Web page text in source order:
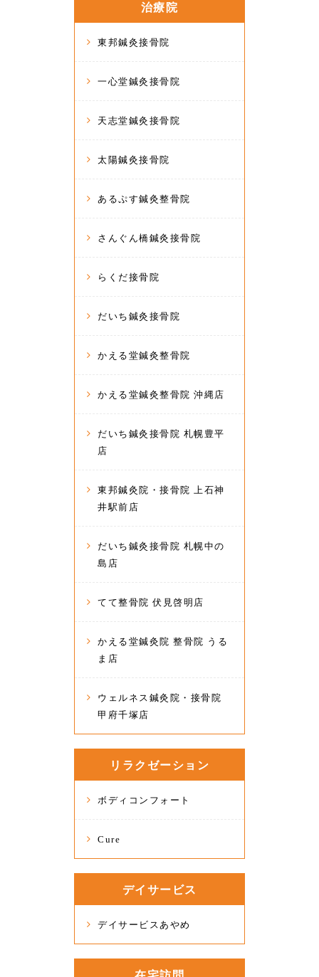
治療院
東邦鍼灸接骨院
一心堂鍼灸接骨院
天志堂鍼灸接骨院
太陽鍼灸接骨院
あるぷす鍼灸整骨院
さんぐん橋鍼灸接骨院
らくだ接骨院
だいち鍼灸接骨院
かえる堂鍼灸整骨院
かえる堂鍼灸整骨院 沖縄店
だいち鍼灸接骨院 札幌豊平
店
東邦鍼灸院・接骨院 上石神
井駅前店
だいち鍼灸接骨院 札幌中の
島店
てて整骨院 伏見啓明店
かえる堂鍼灸院 整骨院 うる
ま店
ウェルネス鍼灸院・接骨院
甲府千塚店
リラクゼーション
ボディコンフォート
Cure
デイサービス
デイサービスあやめ